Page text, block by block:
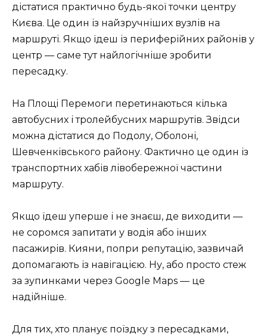
дістатися практично будь-якої точки центру
Києва. Це один із найзручніших вузлів на
маршруті. Якщо їдеш із периферійних районів у
центр — саме тут найлогічніше зробити
пересадку.
На Площі Перемоги перетинаються кілька
автобусних і тролейбусних маршрутів. Звідси
можна дістатися до Подолу, Оболоні,
Шевченківського району. Фактично це один із
транспортних хабів лівобережної частини
маршруту.
Якщо їдеш уперше і не знаєш, де виходити —
не соромся запитати у водія або інших
пасажирів. Кияни, попри репутацію, зазвичай
допомагають із навігацією. Ну, або просто стеж
за зупинками через Google Maps — це
надійніше.
Для тих, хто планує поїздку з пересадками,